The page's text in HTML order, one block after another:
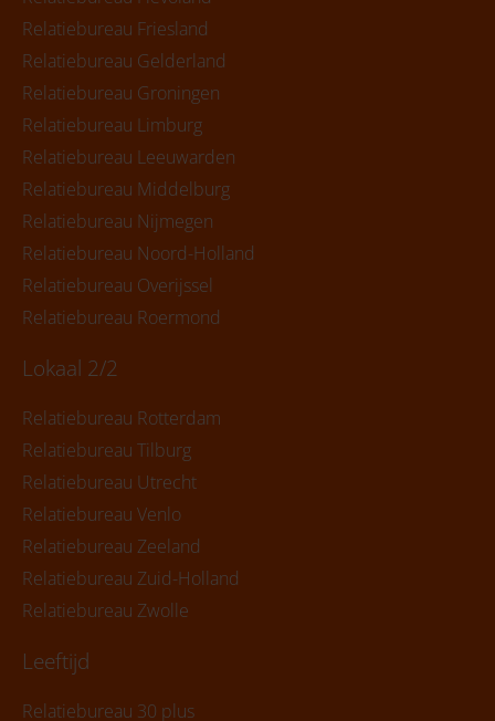
Relatiebureau Friesland
Relatiebureau Gelderland
Relatiebureau Groningen
Relatiebureau Limburg
Relatiebureau Leeuwarden
Relatiebureau Middelburg
Relatiebureau Nijmegen
Relatiebureau Noord-Holland
Relatiebureau Overijssel
Relatiebureau Roermond
Lokaal 2/2
Relatiebureau Rotterdam
Relatiebureau Tilburg
Relatiebureau Utrecht
Relatiebureau Venlo
Relatiebureau Zeeland
Relatiebureau Zuid-Holland
Relatiebureau Zwolle
Leeftijd
Relatiebureau 30 plus